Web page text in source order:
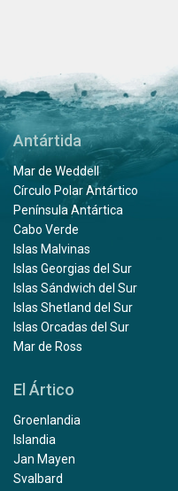
Antártida
Mar de Weddell
Círculo Polar Antártico
Península Antártica
Cabo Verde
Islas Malvinas
Islas Georgias del Sur
Islas Sándwich del Sur
Islas Shetland del Sur
Islas Orcadas del Sur
Mar de Ross
El Ártico
Groenlandia
Islandia
Jan Mayen
Svalbard